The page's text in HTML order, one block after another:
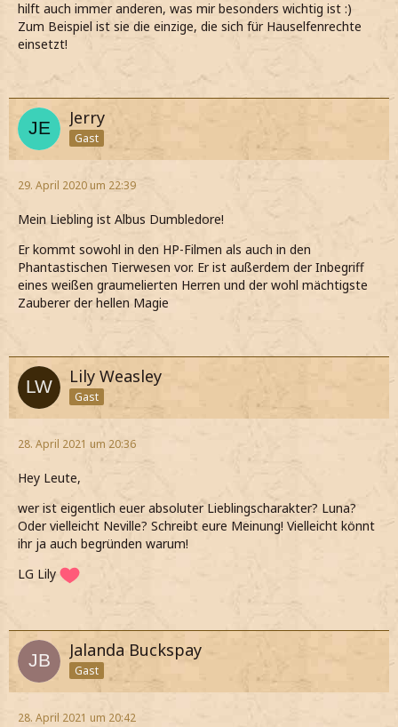
hilft auch immer anderen, was mir besonders wichtig ist :)
Zum Beispiel ist sie die einzige, die sich für Hauselfenrechte
einsetzt!
Jerry
Gast
29. April 2020 um 22:39
Mein Liebling ist Albus Dumbledore!
Er kommt sowohl in den HP-Filmen als auch in den
Phantastischen Tierwesen vor. Er ist außerdem der Inbegriff
eines weißen graumelierten Herren und der wohl mächtigste
Zauberer der hellen Magie
Lily Weasley
Gast
28. April 2021 um 20:36
Hey Leute,
wer ist eigentlich euer absoluter Lieblingscharakter? Luna?
Oder vielleicht Neville? Schreibt eure Meinung! Vielleicht könnt
ihr ja auch begründen warum!
LG Lily
Jalanda Buckspay
Gast
28. April 2021 um 20:42